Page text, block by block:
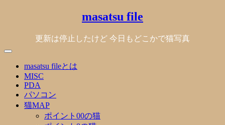
masatsu file
更新は停止したけど 今日もどこかで猫写真
masatsu fileとは
MISC
PDA
パソコン
猫MAP
ポイント00の猫